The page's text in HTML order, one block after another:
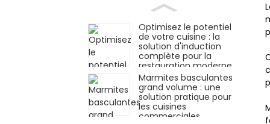
Optimisez le potentiel
de votre cuisine : la
solution d'induction
complète pour la
restauration moderne
Marmites basculantes
grand volume : une
solution pratique pour
les cuisines
commerciales